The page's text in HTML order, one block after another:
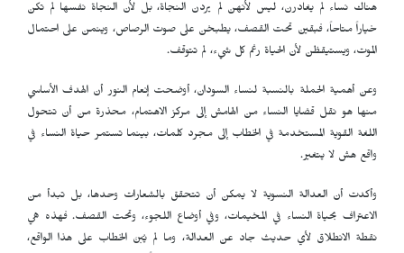
هناك نساء لم يغادرن، ليس لأنهن لم يردن النجاة، بل لأن النجاة نفسها لم تكن
خياراً متاحاً، فبقين تحت القصف، يطبخن على صوت الرصاص، وينمن على احتمال
الموت، ويستيقظن لأن الحياة رغم كل شيء، لم تتوقف.
وعن أهمية الحملة بالنسبة لنساء السودان، أوضحت إنعام النور أن الهدف الأساسي
منها هو نقل قضايا النساء من الهامش إلى مركز الاهتمام، محذرة من أن تتحول
اللغة القوية المستخدمة في الخطاب إلى مجرد كلمات، بينما تستمر حياة النساء في
واقع هش لا يتغير.
وأكدت أن العدالة النسوية لا يمكن أن تتحقق بالشعارات وحدها، بل تبدأ من
الاعتراف بحياة النساء في المخيمات، وفي أوضاع اللجوء، وتحت القصف. فهذه هي
نقطة الانطلاق لأي حديث جاد عن العدالة، وما لم يُبنَ الخطاب على هذا الواقع،